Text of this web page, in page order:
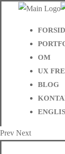
OM
UX
BLOG
Prev Next